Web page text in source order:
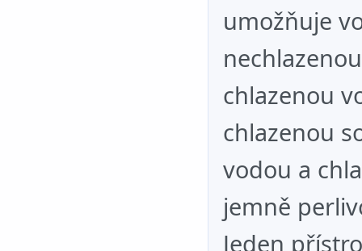
umožňuje
chlazenou
chlazenou
vodou a
jemně
Jeden